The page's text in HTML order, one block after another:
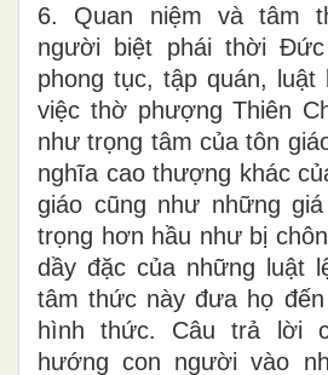
6. Quan niệm và tâm
người biệt phái thời
phong tục, tập quán,
việc thờ phượng Thiên
như trọng tâm của tôn
nghĩa cao thượng khác
giáo cũng như những
trọng hơn hầu như bị
dầy đặc của những luật
tâm thức này đưa họ
hình thức. Câu trả lời
hướng con người vào